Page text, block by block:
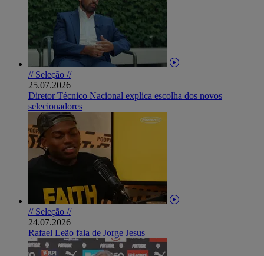
// Seleção //
25.07.2026
Diretor Técnico Nacional explica escolha dos novos
selecionadores
// Seleção //
24.07.2026
Rafael Leão fala de Jorge Jesus